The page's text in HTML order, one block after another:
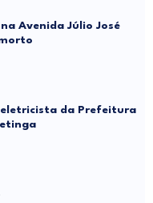
Avenida Júlio José
da Prefeitura